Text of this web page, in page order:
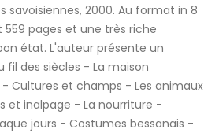
savoisiennes, 2000. Au format in 8
pages et une très riche
état. L'auteur présente un
fil des siècles - La maison
Cultures et champs - Les animaux
et inalpage - La nourriture -
jours - Costumes bessanais -